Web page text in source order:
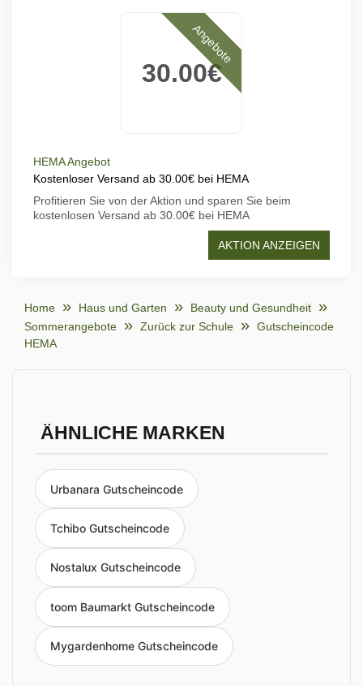
30.00€
Angebote
HEMA Angebot
Kostenloser Versand ab 30.00€ bei HEMA
Profitieren Sie von der Aktion und sparen Sie beim
kostenlosen Versand ab 30.00€ bei HEMA
AKTION ANZEIGEN
Home Haus und Garten
Beauty und Gesundheit
Sommerangebote
Zurück zur Schule
Gutscheincode
HEMA
ÄHNLICHE MARKEN
Urbanara Gutscheincode
Tchibo Gutscheincode
Nostalux Gutscheincode
toom Baumarkt Gutscheincode
Mygardenhome Gutscheincode